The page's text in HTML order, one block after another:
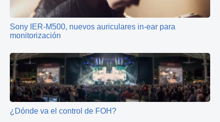
Sony IER-M500, nuevos auriculares in-ear para
monitorización
¿Dónde va el control de FOH?